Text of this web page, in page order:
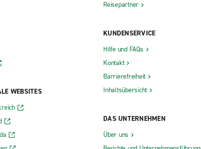
WEBSITES
Reisepartner
KUNDENSERVICE
Hilfe und FAQs
Kontakt
Barrierefreiheit
Inhaltsübersicht
DAS UNTERNEHMEN
Über uns